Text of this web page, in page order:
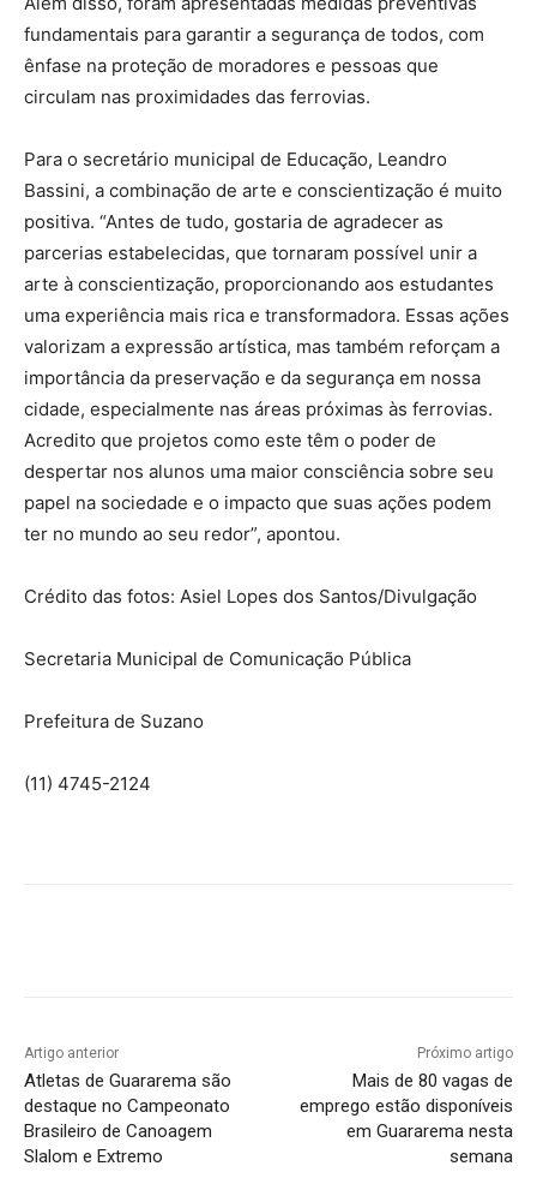
fundamentais para garantir a segurança de todos, com
ênfase na proteção de moradores e pessoas que
circulam nas proximidades das ferrovias.
Para o secretário municipal de Educação, Leandro
Bassini, a combinação de arte e conscientização é muito
positiva. “Antes de tudo, gostaria de agradecer as
parcerias estabelecidas, que tornaram possível unir a
arte à conscientização, proporcionando aos estudantes
uma experiência mais rica e transformadora. Essas ações
valorizam a expressão artística, mas também reforçam a
importância da preservação e da segurança em nossa
cidade, especialmente nas áreas próximas às ferrovias.
Acredito que projetos como este têm o poder de
despertar nos alunos uma maior consciência sobre seu
papel na sociedade e o impacto que suas ações podem
ter no mundo ao seu redor”, apontou.
Crédito das fotos: Asiel Lopes dos Santos/Divulgação
Secretaria Municipal de Comunicação Pública
Prefeitura de Suzano
(11) 4745-2124
Artigo anterior
Atletas de Guararema são
destaque no Campeonato
Brasileiro de Canoagem
Slalom e Extremo
Próximo artigo
Mais de 80 vagas de
emprego estão disponíveis
em Guararema nesta
semana